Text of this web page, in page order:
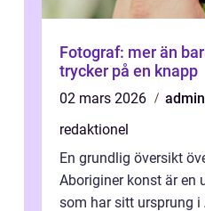
Fotograf: mer än
trycker på en knapp
02 mars 2026
admin
redaktionel
En grundlig översikt
Aboriginer konst är en
som har sitt ursprung i